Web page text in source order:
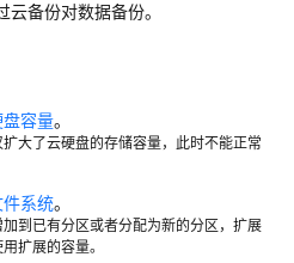
备份对数据备份。
容量。
大了云硬盘的存储容量，此时不能正常
系统。
到已有分区或者分配为新的分区，扩展
扩展的容量。